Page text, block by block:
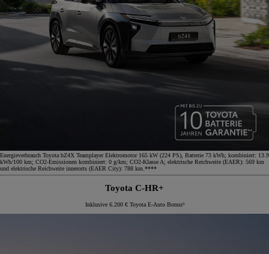
Energieverbrauch Toyota bZ4X Teamplayer Elektromotor 165 kW (224 PS), Batterie 73 kWh; kombiniert: 13.9
kWh/100 km; CO2-Emissionen kombiniert: 0 g/km; CO2-Klasse A; elektrische Reichweite (EAER): 569 km
und elektrische Reichweite innerorts (EAER City): 788 km.****
Toyota C-HR+
Inklusive 6.200 € Toyota E-Auto Bonus⁹